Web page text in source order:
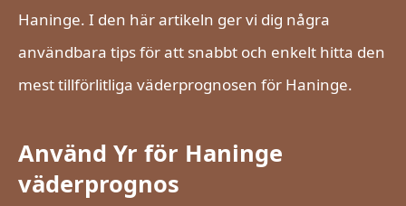
Haninge. I den här artikeln ger vi dig några
användbara tips för att snabbt och enkelt hitta den
mest tillförlitliga väderprognosen för Haninge.
Använd Yr för Haninge
väderprognos